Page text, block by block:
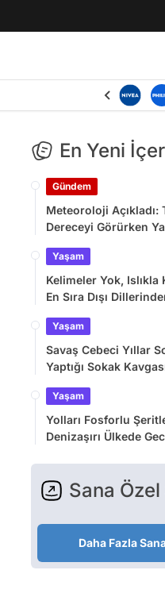
En Yeni
Gündem
Meteoroloji
Dereceyi Görürken
Yaşam
Kelimeler Yok,
En Sıra Dışı
Yaşam
Savaş Cebeci Yıllar
Yaptığı Sokak
Yaşam
Yolları Fosforlu
Denizaşırı Ülkede
Sana
Daha Fazla